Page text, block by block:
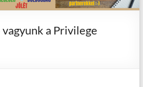
a Privilege